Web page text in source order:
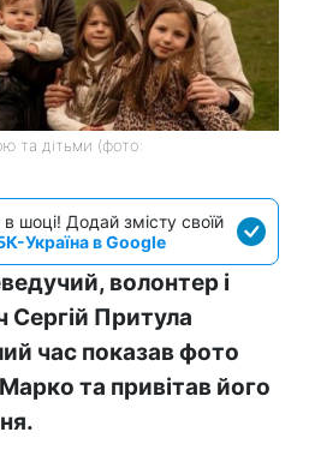
та дітьми (фото:
шоці! Додай змісту своїй
Україна в Google
волонтер і
Сергій Притула
час показав фото
та привітав його